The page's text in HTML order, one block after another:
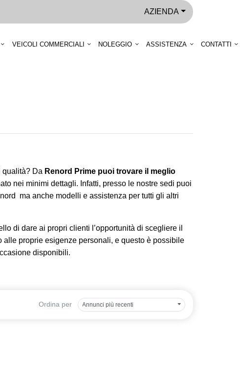
AZIENDA
VEICOLI COMMERCIALI NOLEGGIO ASSISTENZA CONTATTI
qualità? Da Renord Prime puoi trovare il meglio
nei minimi dettagli. Infatti, presso le nostre sedi puoi
ma anche modelli e assistenza per tutti gli altri
di dare ai propri clienti l’opportunità di scegliere il
alle proprie esigenze personali, e questo è possibile
disponibili.
Ordina per Annunci più recenti